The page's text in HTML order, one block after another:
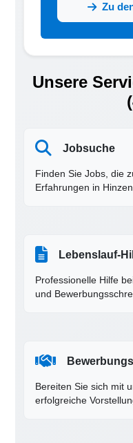
Zu
Unsere
Jobsuche
Finden Sie Jobs, die
Erfahrungen in
Lebenslauf-
Professionelle Hilfe
und
Bereiten Sie sich mit
erfolgreiche